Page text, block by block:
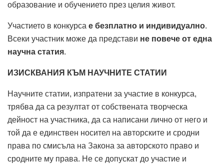
образование и обучението през целия живот.
Участието в конкурса е безплатно и индивидуално.
Всеки участник може да представи не повече от една
научна статия.
ИЗИСКВАНИЯ КЪМ НАУЧНИТЕ СТАТИИ
Научните статии, изпратени за участие в конкурса,
трябва да са резултат от собствената творческа
дейност на участника, да са написани лично от него и
той да е единствен носител на авторските и сродни
права по смисъла на Закона за авторското право и
сродните му права. Не се допускат до участие и